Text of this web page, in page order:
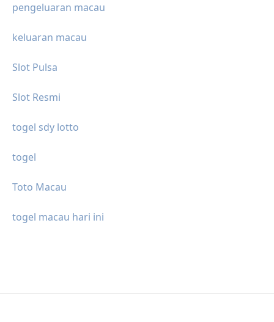
pengeluaran macau
keluaran macau
Slot Pulsa
Slot Resmi
togel sdy lotto
togel
Toto Macau
togel macau hari ini